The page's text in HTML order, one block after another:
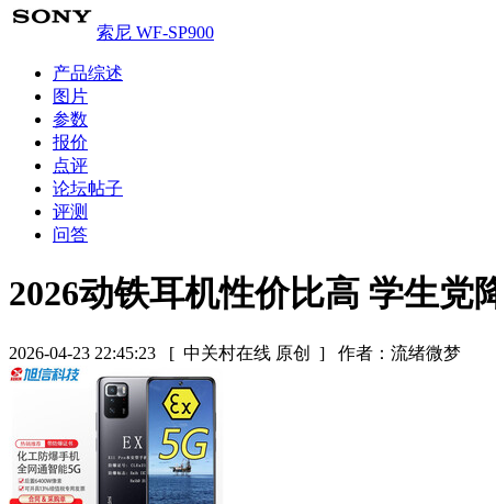
索尼 WF-SP900
产品综述
图片
参数
报价
点评
论坛帖子
评测
问答
2026动铁耳机性价比高 学生党
2026-04-23 22:45:23 [ 中关村在线 原创 ] 作者：流绪微梦